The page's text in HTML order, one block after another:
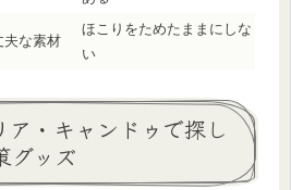
夫な素材
ほこりをためたままにしな
い
ア・キャンドゥで探し
グッズ